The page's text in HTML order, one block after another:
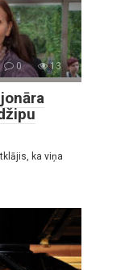
0 13
ka viņa